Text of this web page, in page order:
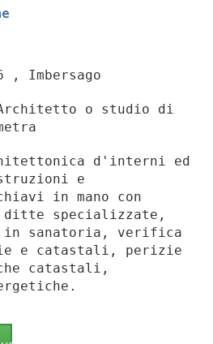
, Imbersago
o studio di
d'interni ed
e
in mano con
ditte specializzate,
sanatoria, verifica
e catastali, perizie
catastali,